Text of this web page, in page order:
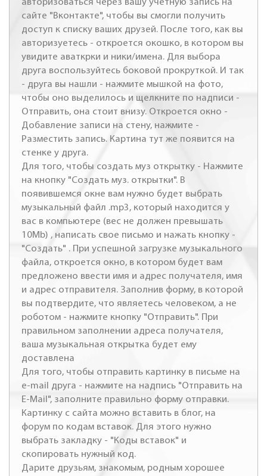
авторизоваться через вашу учетную запись на
сайте "Вконтакте", чтобы вы смогли получить
доступ к списку ваших друзей. После того, как вы
авторизуетесь - откроется окошко, в котором вы
увидите аваткрки и ники/имена. Для выбора
друга воспользуйтесь боковой прокруткой. И так
- друга вы нашли - нажмите мышкой на фото,
чтобы оно выделилось и щелкните по надписи -
Отправить, она стоит внизу. Откроется окно -
Добавление записи на стену, нажмите -
Разместить запись. Картина тут же появится на
стенке у друга.
Для того, чтобы создать муз открытку - Нажмите
на кнопку "Создать муз. открытки". В
появившемся окне вам нужно будет выбрать
музыкальный файл .mp3, который находится у
вас в компьютере (вес не должен превышать
10Mb) , написать свое письмо и нажать кнопку -
"Создать" . При успешной загрузке музыкального
файла, откроется окно, в котором будет вам
предложено ввести имя и адрес получателя, имя
и адрес отправителя. Заполнив форму, в которой
вы подтвердите, что являетесь человеком, а не
роботом - нажмите кнопку "Отправить". При
правильном заполнении адреса получателя,
ваша музыкальная открытка будет ему
доставлена
Для того, чтобы отправить картинку в письме на
e-mail друга - нажмите на надпись "Отправить на
E-Mail", заполните правильно форму отправки.
Картинку с сайта можно вставить в блог, на
форум по кодам вставок. Для этого нужно
выбрать закладку - "Коды вставок" и
скопировать нужный код.
Дарите друзьям, знакомым, родным хорошее